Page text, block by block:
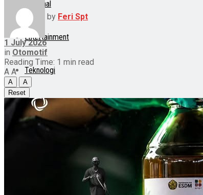
Nasional
Entertainment
Teknologi
Otomotif
by Feri Spt
1 July 2026
in Otomotif
Reading Time: 1 min read
A A
A
A
Reset